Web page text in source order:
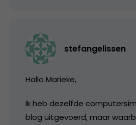
stefangelissen
Hallo Marieke,
Ik heb dezelfde
blog uitgevoerd, maar